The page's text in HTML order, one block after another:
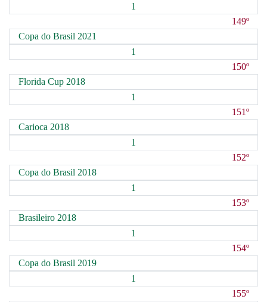
1
149º
Copa do Brasil 2021
1
150º
Florida Cup 2018
1
151º
Carioca 2018
1
152º
Copa do Brasil 2018
1
153º
Brasileiro 2018
1
154º
Copa do Brasil 2019
1
155º